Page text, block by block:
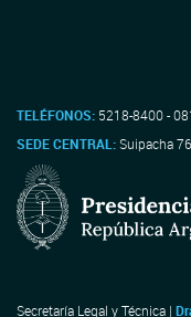
TELÉFONOS: 5218-8400 -
SEDE CENTRAL:Suipacha
Secretaría Legal y Técnica |